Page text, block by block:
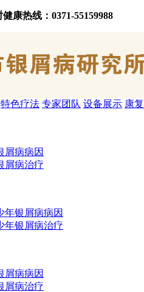
康热线： 0371-55159988
特色疗法 专家团队 设备展示 康
屑病病因
屑病治疗
年银屑病病因
年银屑病治疗
屑病病因
屑病治疗